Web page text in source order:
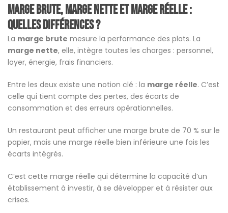
Marge brute, marge nette et marge réelle :
quelles différences ?
La marge brute mesure la performance des plats. La
marge nette, elle, intègre toutes les charges : personnel,
loyer, énergie, frais financiers.
Entre les deux existe une notion clé : la marge réelle. C’est
celle qui tient compte des pertes, des écarts de
consommation et des erreurs opérationnelles.
Un restaurant peut afficher une marge brute de 70 % sur le
papier, mais une marge réelle bien inférieure une fois les
écarts intégrés.
C’est cette marge réelle qui détermine la capacité d’un
établissement à investir, à se développer et à résister aux
crises.